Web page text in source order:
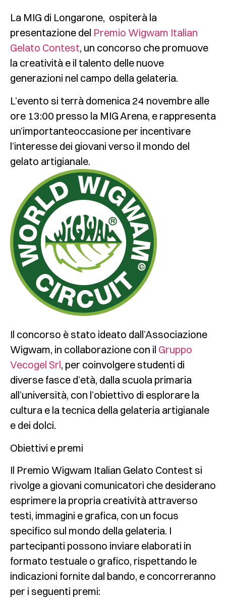
La MIG di Longarone, ospiterà la
presentazione del Premio Wigwam Italian
Gelato Contest, un concorso che promuove
la creatività e il talento delle nuove
generazioni nel campo della gelateria.
L’evento si terrà domenica 24 novembre alle
ore 13:00 presso la MIG Arena, e rappresenta
un’importanteoccasione per incentivare
l’interesse dei giovani verso il mondo del
gelato artigianale.
Il concorso è stato ideato dall’Associazione
Wigwam, in collaborazione con il Gruppo
Vecogel Srl, per coinvolgere studenti di
diverse fasce d’età, dalla scuola primaria
all’università, con l’obiettivo di esplorare la
cultura e la tecnica della gelateria artigianale
e dei dolci.
Obiettivi e premi
Il Premio Wigwam Italian Gelato Contest si
rivolge a giovani comunicatori che desiderano
esprimere la propria creatività attraverso
testi, immagini e grafica, con un focus
specifico sul mondo della gelateria. I
partecipanti possono inviare elaborati in
formato testuale o grafico, rispettando le
indicazioni fornite dal bando, e concorreranno
per i seguenti premi: